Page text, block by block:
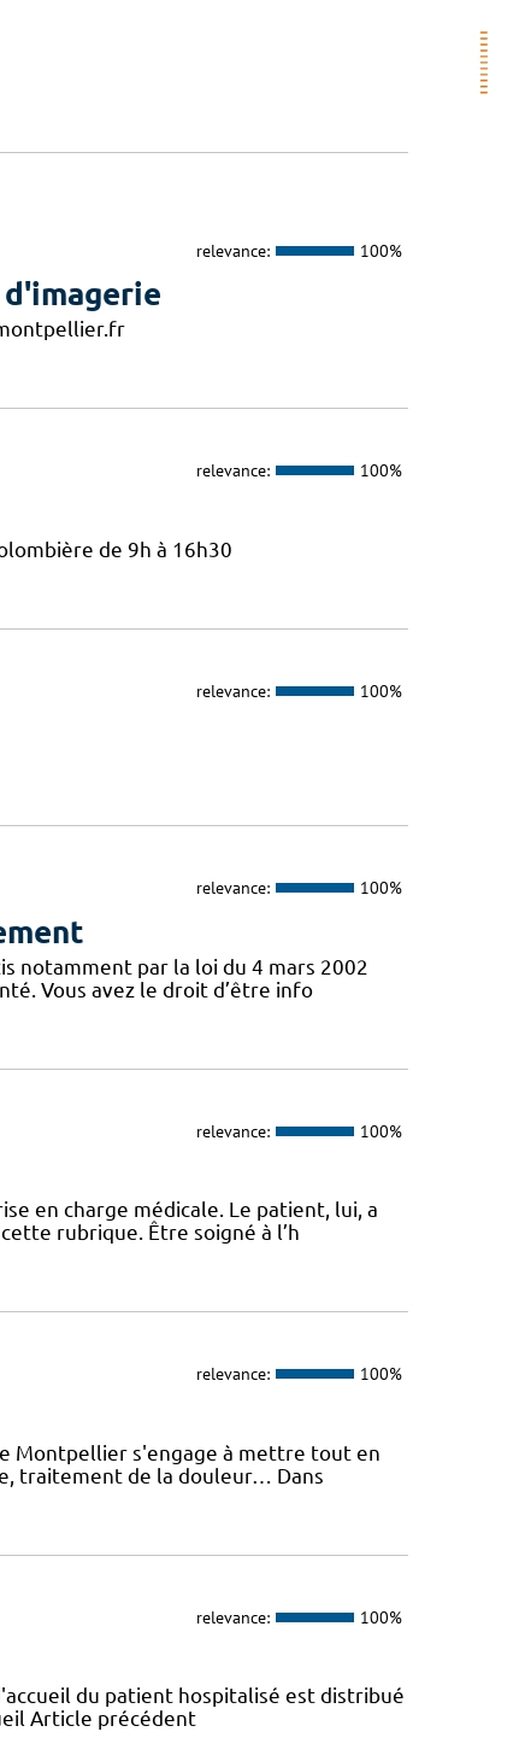
relevance: 100%
relevance: 100%
de 9h à 16h30
relevance: 100%
relevance: 100%
notamment par la loi du 4 mars 2002
Vous avez le droit d’être info
relevance: 100%
en charge médicale. Le patient, lui, a
rubrique. Être soigné à l’h
relevance: 100%
Montpellier s'engage à mettre tout en
traitement de la douleur… Dans
relevance: 100%
du patient hospitalisé est distribué
Article précédent